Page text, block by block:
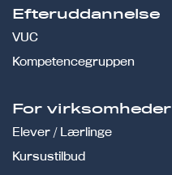
Efteruddannelse
VUC
Kompetencegruppen
For virksomheder
Elever / Lærlinge
Kursustilbud